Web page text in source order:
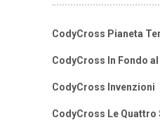
CodyCross Pianeta
CodyCross In Fondo
CodyCross Invenzioni
CodyCross Le Quattro